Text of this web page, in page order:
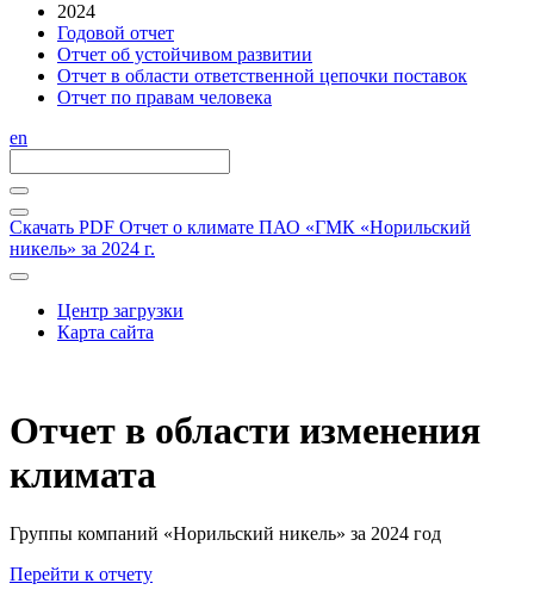
2024
Годовой отчет
Отчет об устойчивом развитии
Отчет в области ответственной цепочки поставок
Отчет по правам человека
en
Скачать PDF Отчет о климате ПАО «ГМК «Норильский
никель» за 2024 г.
Центр загрузки
Карта сайта
Отчет в области изменения
климата
Группы компаний «Норильский никель» за 2024 год
Перейти к отчету